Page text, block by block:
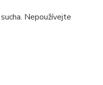
Nepoužívejte